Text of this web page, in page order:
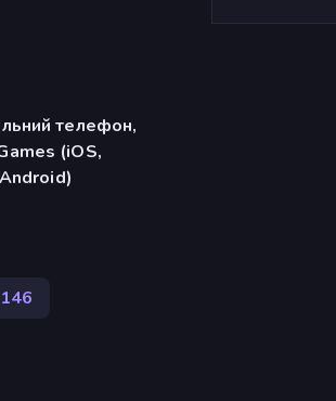
телефон,
(iOS,
146